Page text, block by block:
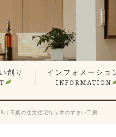
創り
然素材
造計算
品質
ン・設計
遊び心の家
よさ
木の家
インフォメーショ
INFORMATION
見学会・イベント情
営業エリア
新着情報
スタッフ紹介
会長ブログ
社長ブログ
スタッフブログ
お客様の声
業者会「ふくろう会
プレスリリース
採用情報
｜千葉の注文住宅なら木のすまい工房